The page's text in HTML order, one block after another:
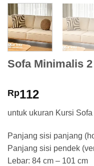
Sofa Minimalis
Rp112
untuk ukuran Kursi Sofa
Panjang sisi panjang
Panjang sisi pendek
Lebar: 84 cm – 101 cm